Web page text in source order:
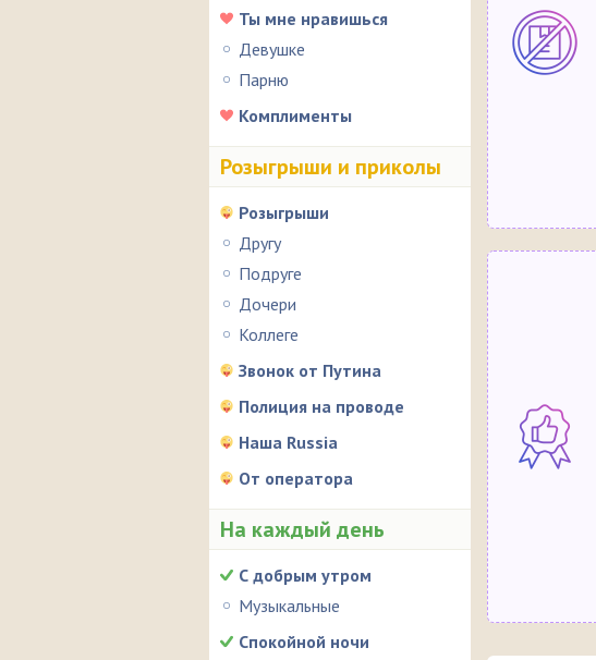
Ты мне нравишься
Девушке
Парню
Комплименты
Розыгрыши и приколы
Розыгрыши
Другу
Подруге
Дочери
Коллеге
Звонок от Путина
Полиция на проводе
Наша Russia
От оператора
На каждый день
С добрым утром
Музыкальные
Спокойной ночи